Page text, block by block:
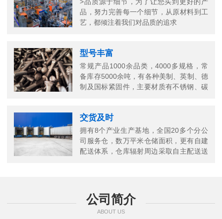
品，努力完善每一个细节，从原材料到工
艺，都倾注着我们对品质的追求
型号丰富
常规产品1000余品类，4000多规格，常
备库存5000余吨，有各种美制、英制、德
制及国标紧固件，主要材质有不锈钢、碳
交货及时
拥有8个产业生产基地，全国20多个分公
司服务仓，数万平米仓储面积，更有自建
配送体系，仓库辐射周边采取自主配送送
公司简介
ABOUT US